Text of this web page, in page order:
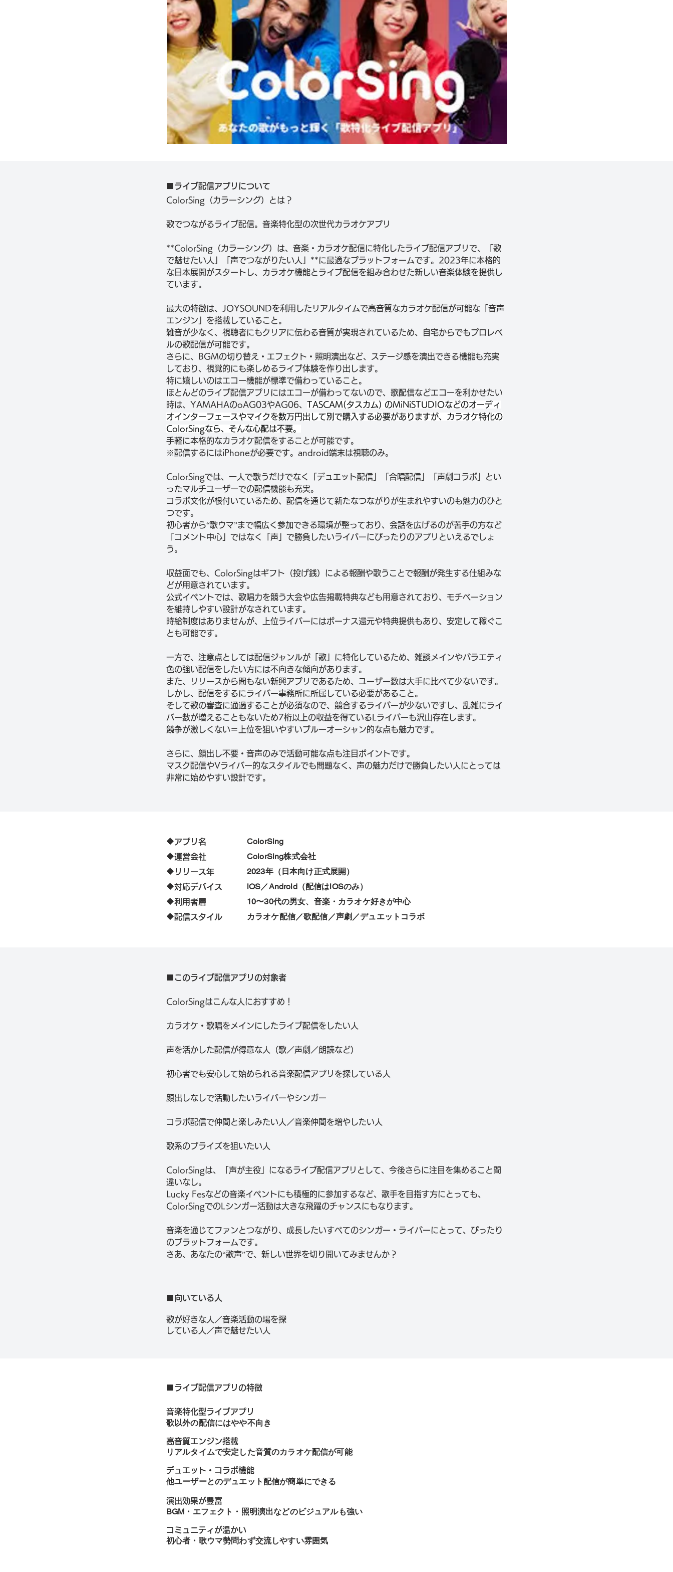
■ライブ配信アプリについて
ColorSing（カラーシング）とは？
歌でつながるライブ配信。音楽特化型の次世代カラオケアプリ
**ColorSing（カラーシング）は、音楽・カラオケ配信に特化したライブ配信アプリで、「歌
で魅せたい人」「声でつながりたい人」**に最適なプラットフォームです。2023年に本格的
な日本展開がスタートし、カラオケ機能とライブ配信を組み合わせた新しい音楽体験を提供し
ています。
最大の特徴は、JOYSOUNDを利用したリアルタイムで高音質なカラオケ配信が可能な「音声
エンジン」を搭載していること。
雑音が少なく、視聴者にもクリアに伝わる音質が実現されているため、自宅からでもプロレベ
ルの歌配信が可能です。
さらに、BGMの切り替え・エフェクト・照明演出など、ステージ感を演出できる機能も充実
しており、視覚的にも楽しめるライブ体験を作り出します。
特に嬉しいのはエコー機能が標準で備わっていること。
ほとんどのライブ配信アプリにはエコーが備わってないので、歌配信などエコーを利かせたい
時は、YAMAHAのoAG03やAG06、 TASCAM(タスカム) のMiNiSTUDIOなどのオーディ
オインターフェースやマイクを数万円出して別で購入する必要がありますが、カラオケ特化の
ColorSingなら、そんな心配は不要。
手軽に本格的なカラオケ配信をすることが可能です。
※配信するにはiPhoneが必要です。android端末は視聴のみ。
ColorSingでは、一人で歌うだけでなく「デュエット配信」「合唱配信」「声劇コラボ」とい
ったマルチユーザーでの配信機能も充実。
コラボ文化が根付いているため、配信を通じて新たなつながりが生まれやすいのも魅力のひと
つです。
初心者から“歌ウマ”まで幅広く参加できる環境が整っており、会話を広げるのが苦手の方など
「コメント中心」ではなく「声」で勝負したいライバーにぴったりのアプリといえるでしょ
う。
収益面でも、ColorSingはギフト（投げ銭）による報酬や歌うことで報酬が発生する仕組みな
どが用意されています。
公式イベントでは、歌唱力を競う大会や広告掲載特典なども用意されており、モチベーション
を維持しやすい設計がなされています。
時給制度はありませんが、上位ライバーにはボーナス還元や特典提供もあり、安定して稼ぐこ
とも可能です。
一方で、注意点としては配信ジャンルが「歌」に特化しているため、雑談メインやバラエティ
色の強い配信をしたい方には不向きな傾向があります。
また、リリースから間もない新興アプリであるため、ユーザー数は大手に比べて少ないです。
しかし、配信をするにライバー事務所に所属している必要があること。
そして歌の審査に通過することが必須なので、競合するライバーが少ないですし、乱雑にライ
バー数が増えることもないため7桁以上の収益を得ているLライバーも沢山存在します。
競争が激しくない＝上位を狙いやすいブルーオーシャン的な点も魅力です。
さらに、顔出し不要・音声のみで活動可能な点も注目ポイントです。
マスク配信やVライバー的なスタイルでも問題なく、声の魅力だけで勝負したい人にとっては
非常に始めやすい設計です。
🔶アプリ名
🔶​運営会社
🔶リリース年
🔶対応デバイス
🔶利用者層
🔶配信スタイル
ColorSing
ColorSing株式会社
2023年（日本向け正式展開）
iOS／Android（配信はiOSのみ）
10〜30代の男女、音楽・カラオケ好きが中心
カラオケ配信／歌配信／声劇／デュエットコラボ
■このライブ配信アプリの対象者
ColorSingはこんな人におすすめ！
カラオケ・歌唱をメインにしたライブ配信をしたい人
声を活かした配信が得意な人（歌／声劇／朗読など）
初心者でも安心して始められる音楽配信アプリを探している人
顔出しなしで活動したいライバーやシンガー
コラボ配信で仲間と楽しみたい人／音楽仲間を増やしたい人
歌系のプライズを狙いたい人
ColorSingは、「声が主役」になるライブ配信アプリとして、今後さらに注目を集めること間
違いなし。
Lucky Fesなどの音楽イベントにも積極的に参加するなど、歌手を目指す方にとっても、
ColorSingでのLシンガー活動は大きな飛躍のチャンスにもなります。
音楽を通じてファンとつながり、成長したいすべてのシンガー・ライバーにとって、ぴったり
のプラットフォームです。
さあ、あなたの“歌声”で、新しい世界を切り開いてみませんか？
■向いている人
歌が好きな人／音楽活動の場を探
している人／声で魅せたい人
■ライブ配信アプリの特徴
音楽特化型ライブアプリ
歌以外の配信にはやや不向き
高音質エンジン搭載
リアルタイムで安定した音質のカラオケ配信が可能
デュエット・コラボ機能
他ユーザーとのデュエット配信が簡単にできる
演出効果が豊富
BGM・エフェクト・照明演出などのビジュアルも強い
コミュニティが温かい
初心者・歌ウマ勢問わず交流しやすい雰囲気